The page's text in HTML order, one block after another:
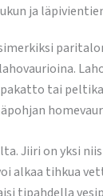
ja
tai
Jiiri on yksi
alkaa tihkua